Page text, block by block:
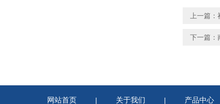
上一篇：
下一篇：
网站首页 | 关于我们 | 产品中心